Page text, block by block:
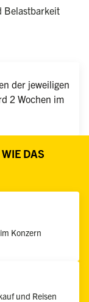
Belastbarkeit
der jeweiligen
2 Wochen im
DAS
Konzern
und Reisen